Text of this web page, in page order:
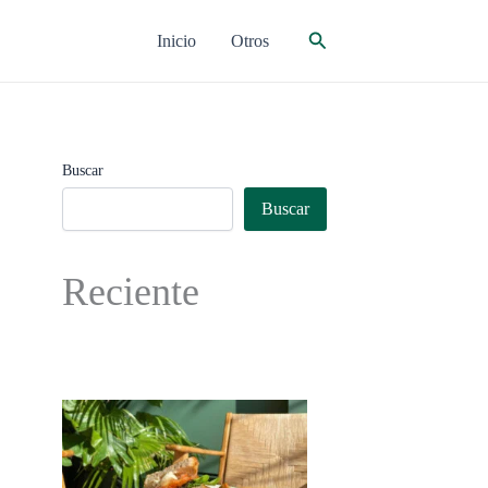
Inicio Otros Buscar
Buscar
Buscar
Reciente